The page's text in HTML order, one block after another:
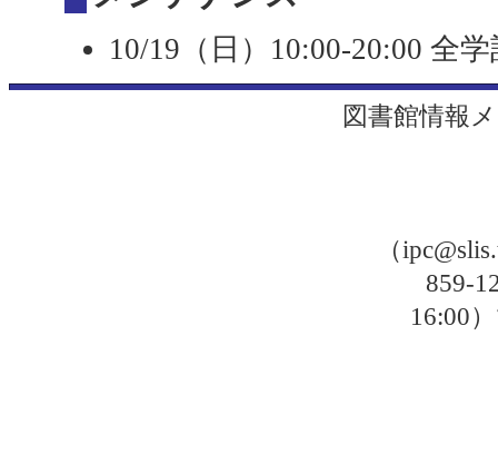
10/19（日）10:00-20:00 全
図書館情報
（
859-
16:00